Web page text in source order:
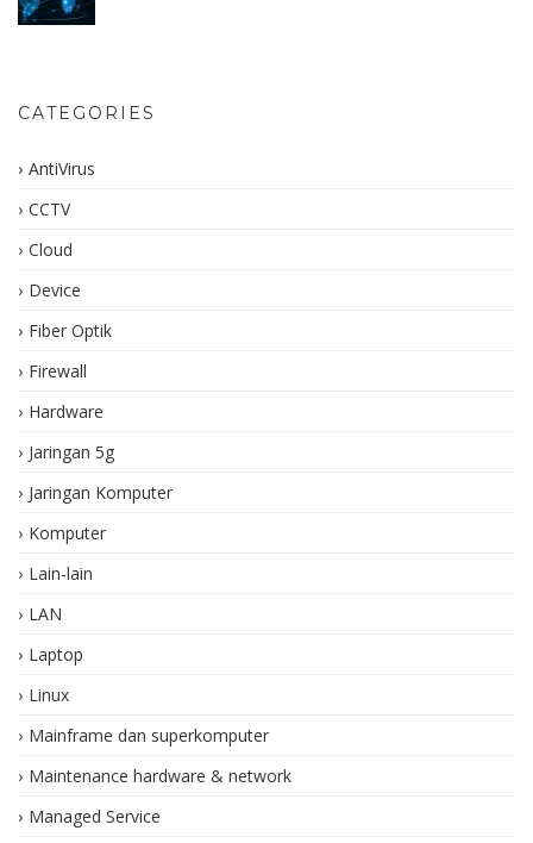
CATEGORIES
AntiVirus
CCTV
Cloud
Device
Fiber Optik
Firewall
Hardware
Jaringan 5g
Jaringan Komputer
Komputer
Lain-lain
LAN
Laptop
Linux
Mainframe dan superkomputer
Maintenance hardware & network
Managed Service